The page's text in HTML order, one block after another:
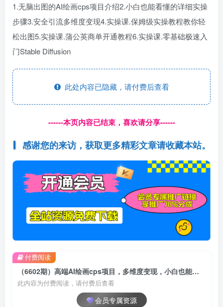
1.无脑出图的AI绘画cps项目介绍2.小白也能看懂的详细实操
步骤3.安全引流多维度变现4.实操课.保姆级实操教程教你轻
松出图5.实操课.蒲公英商单开通教程6.实操课.零基础极速入
门Stable Diffusion
此处内容已隐藏，请付费后查看
------本页内容已结束，喜欢请分享------
感谢您的来访，获取更多精彩文章请收藏本站。
（6602期）高端AI绘画cps项目，多维度变现，小白也能轻松日入500+
此内容为付费阅读，请付费后查看
会员专属资源
付费阅读